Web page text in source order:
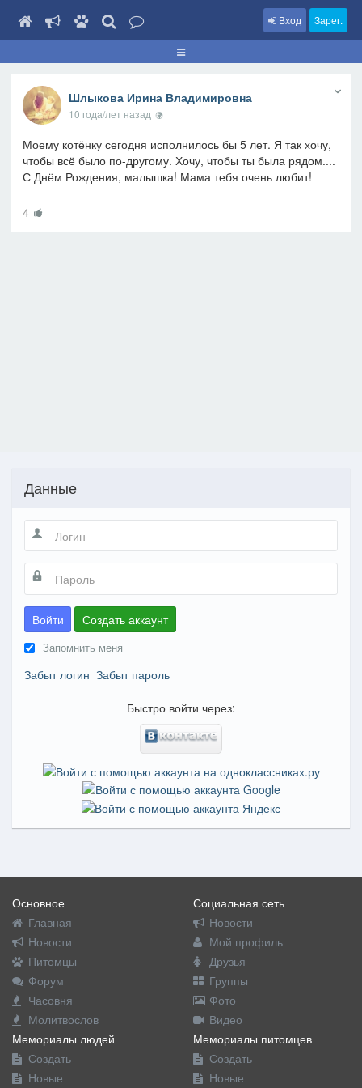
Вход Зарег.
Шлыкова Ирина Владимировна
10 года/лет назад
Моему котёнку сегодня исполнилось бы 5 лет. Я так хочу,
чтобы всё было по-другому. Хочу, чтобы ты была рядом....
С Днём Рождения, малышка! Мама тебя очень любит!
4
Данные
Войти Создать аккаунт
Запомнить меня
Забыт логин Забыт пароль
Быстро войти через:
Основное
Главная
Новости
Питомцы
Форум
Часовня
Молитвослов
Социальная сеть
Новости
Мой профиль
Друзья
Группы
Фото
Видео
Мемориалы людей
Создать
Новые
Мемориалы питомцев
Создать
Новые